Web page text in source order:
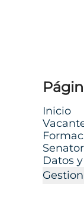
Inicio
Datos